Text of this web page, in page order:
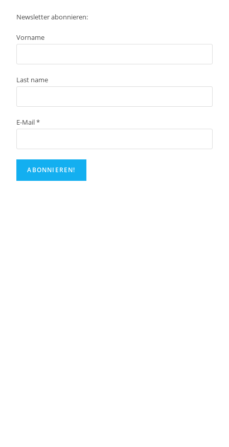
Newsletter abonnieren:
Vorname
Last name
E-Mail*